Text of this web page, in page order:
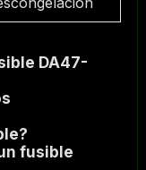
DA47-
fusible